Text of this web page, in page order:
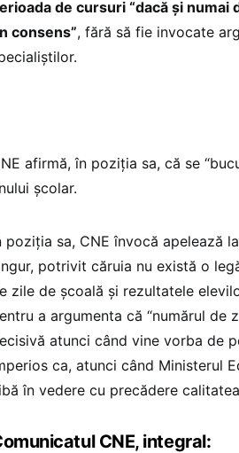
de cursuri “dacă și numai
consens”, fără să fie invocate
afirmă, în poziția sa, că se
școlar.
poziția sa, CNE învocă apelează
potrivit căruia nu există o
zile de școală și rezultatele
a argumenta că “numărul de
atunci când vine vorba de
ca, atunci când Ministerul
în vedere cu precădere
CNE, integral: